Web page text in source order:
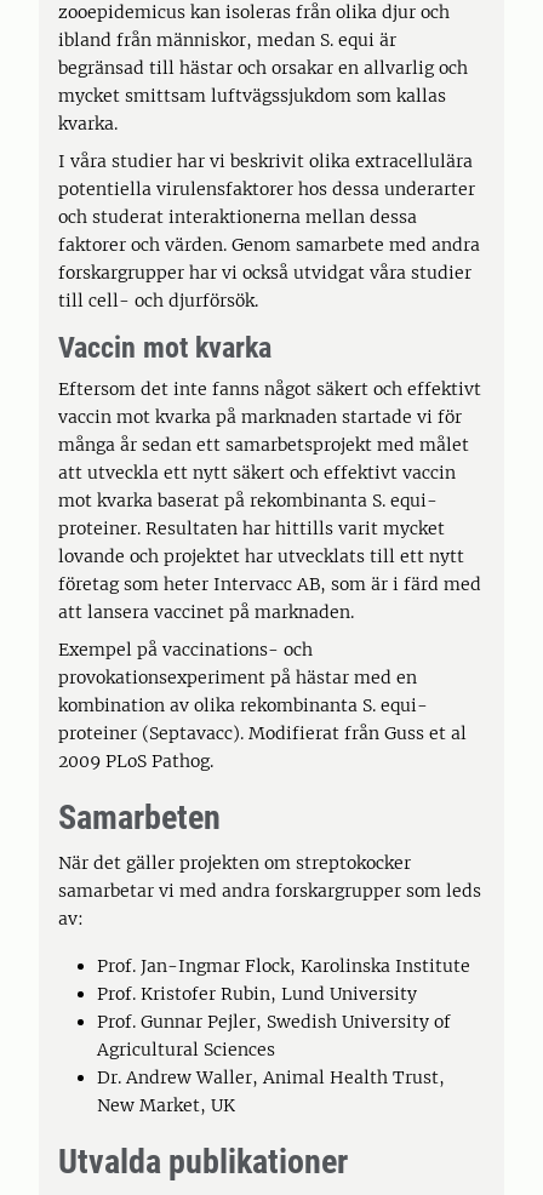
zooepidemicus kan isoleras från olika djur och
ibland från människor, medan S. equi är
begränsad till hästar och orsakar en allvarlig och
mycket smittsam luftvägssjukdom som kallas
kvarka.
I våra studier har vi beskrivit olika extracellulära
potentiella virulensfaktorer hos dessa underarter
och studerat interaktionerna mellan dessa
faktorer och värden. Genom samarbete med andra
forskargrupper har vi också utvidgat våra studier
till cell- och djurförsök.
Vaccin mot kvarka
Eftersom det inte fanns något säkert och effektivt
vaccin mot kvarka på marknaden startade vi för
många år sedan ett samarbetsprojekt med målet
att utveckla ett nytt säkert och effektivt vaccin
mot kvarka baserat på rekombinanta S. equi-
proteiner. Resultaten har hittills varit mycket
lovande och projektet har utvecklats till ett nytt
företag som heter Intervacc AB, som är i färd med
att lansera vaccinet på marknaden.
Exempel på vaccinations- och
provokationsexperiment på hästar med en
kombination av olika rekombinanta S. equi-
proteiner (Septavacc). Modifierat från Guss et al
2009 PLoS Pathog.
Samarbeten
När det gäller projekten om streptokocker
samarbetar vi med andra forskargrupper som leds
av:
Prof. Jan-Ingmar Flock, Karolinska Institute
Prof. Kristofer Rubin, Lund University
Prof. Gunnar Pejler, Swedish University of
Agricultural Sciences
Dr. Andrew Waller, Animal Health Trust,
New Market, UK
Utvalda publikationer